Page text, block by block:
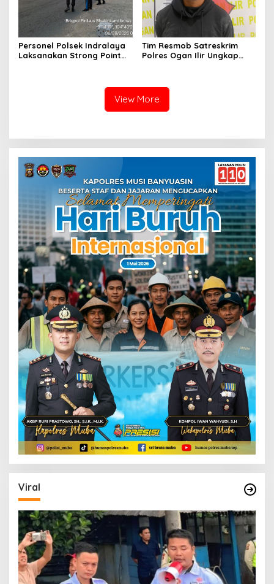
Personel Polsek Indralaya
Laksanakan Strong Point
Tim Resmob Satreskrim
Polres Ogan Ilir Ungkap
View More
Viral